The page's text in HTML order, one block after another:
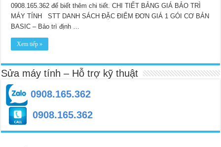
0908.165.362 để biết thêm chi tiết. CHI TIẾT BẢNG GIÁ BẢO TRÌ
MÁY TÍNH STT DANH SÁCH ĐẶC ĐIỂM ĐƠN GIÁ 1 GÓI CƠ BẢN
BASIC – Bảo trì định …
Xem tiếp »
Sửa máy tính – Hỗ trợ kỹ thuật
0908.165.362
0908.165.362